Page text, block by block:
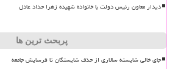
دیدار معاون رئیس دولت با خانواده شهیده زهرا حداد عادل
پربحث ترین ها
جای خالی شایسته سالاری از حذف شایستگان تا فرسایش جامعه